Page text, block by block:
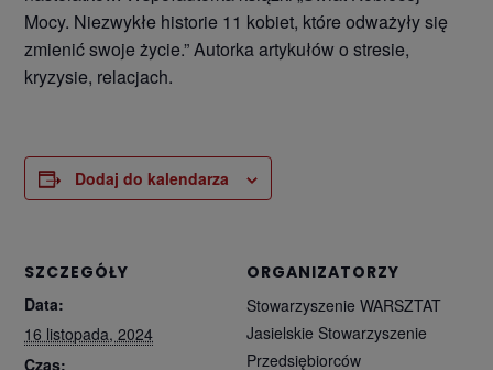
Mocy. Niezwykłe historie 11 kobiet, które odważyły się
zmienić swoje życie.” Autorka artykułów o stresie,
kryzysie, relacjach.
Dodaj do kalendarza
SZCZEGÓŁY
Data:
16 listopada, 2024
Czas:
ORGANIZATORZY
Stowarzyszenie WARSZTAT
Jasielskie Stowarzyszenie
Przedsiębiorców